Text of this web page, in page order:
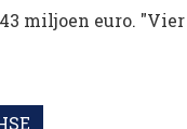
miljoen euro.